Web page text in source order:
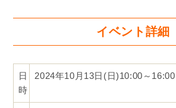
イベント詳細
日
時
2024年10月13日(日)10:00～16:00